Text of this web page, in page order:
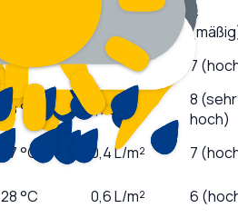
0,2
4
28 °C 1,5L/m²
7
28°C 1,7L/m²
8 (sehr
hoch)
27°C 0,4L/m²
7
28°C 0,6L/m²
6